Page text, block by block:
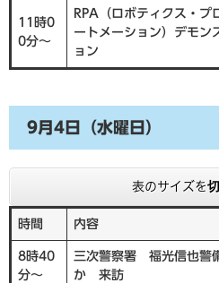
11時0
0分～
RPA（ロボティクス・プ
ートメーション）デモン
ョン
9月4日（水曜日）
表のサイズを
時間 内容
8時40
分～
三次警察署 福光信也警
か 来訪